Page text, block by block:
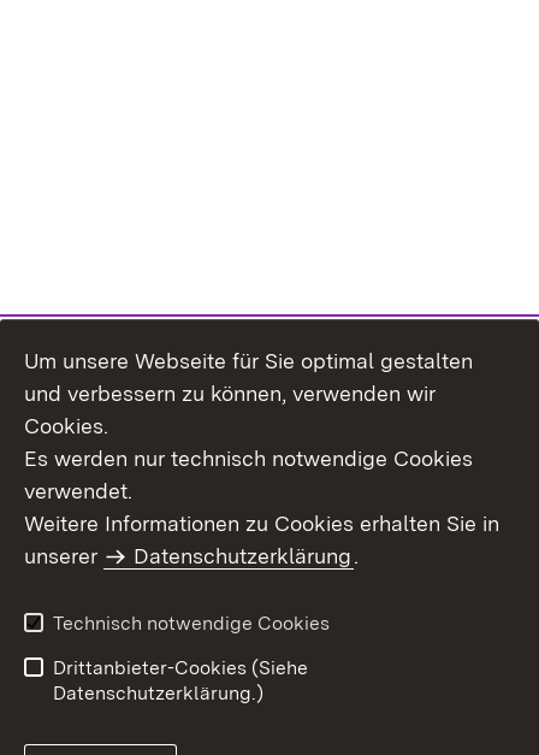
Themenübersicht
Barrierefreiheit
Um unsere Webseite für Sie optimal gestalten
und verbessern zu können, verwenden wir
Cookies.
Es werden nur technisch notwendige Cookies
verwendet.
Weitere Informationen zu Cookies erhalten Sie in
unserer
Datenschutzerklärung.
Technisch notwendige Cookies
Drittanbieter-Cookies (Siehe
Datenschutzerklärung.)